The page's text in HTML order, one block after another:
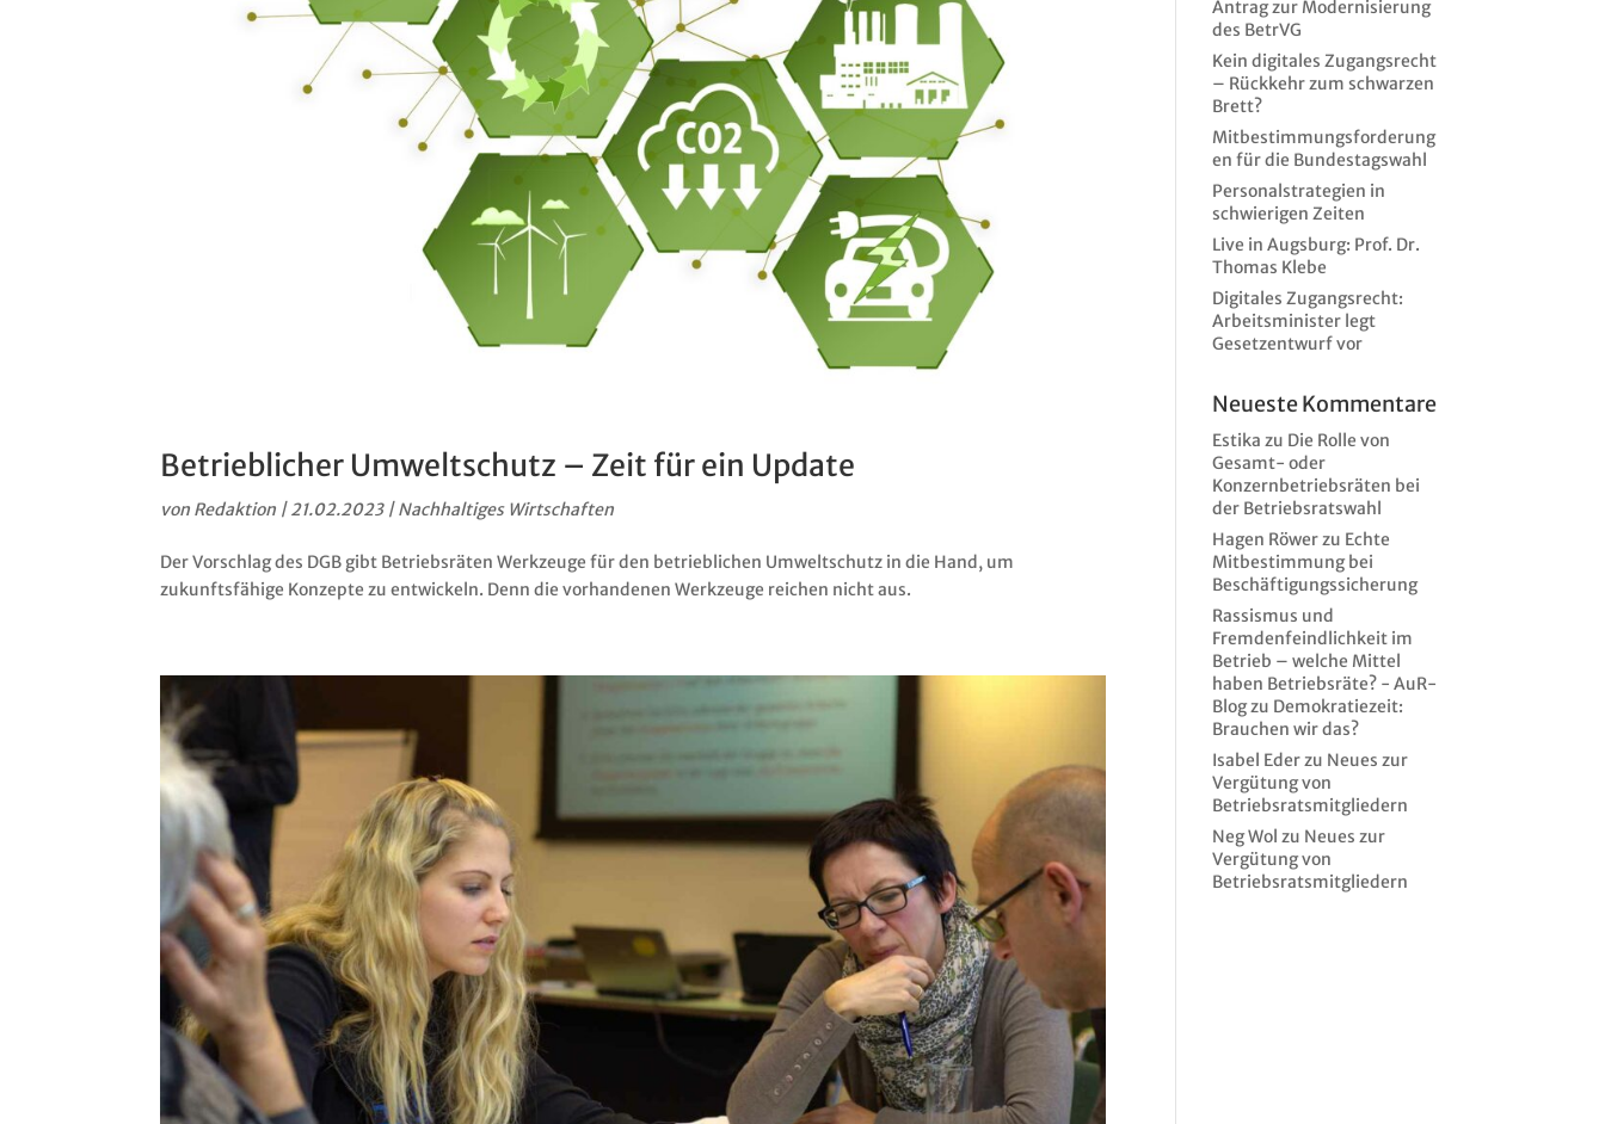
Betrieblicher Umweltschutz – Zeit für ein Update
von Redaktion |21.02.2023|Nachhaltiges Wirtschaften
Der Vorschlag des DGB gibt Betriebsräten Werkzeuge für den betrieblichen Umweltschutz in die Hand, um
zukunftsfähige Konzepte zu entwickeln. Denn die vorhandenen Werkzeuge reichen nicht aus.
Antrag zur Modernisierung
des BetrVG
Kein digitales Zugangsrecht
– Rückkehr zum schwarzen
Brett?
Mitbestimmungsforderung
en für die Bundestagswahl
Personalstrategien in
schwierigen Zeiten
Live in Augsburg: Prof. Dr.
Thomas Klebe
Digitales Zugangsrecht:
Arbeitsminister legt
Gesetzentwurf vor
Neueste Kommentare
Estika zu Die Rolle von
Gesamt- oder
Konzernbetriebsräten bei
der Betriebsratswahl
Hagen Röwerzu Echte
Mitbestimmung bei
Beschäftigungssicherung
Rassismus und
Fremdenfeindlichkeit im
Betrieb – welche Mittel
haben Betriebsräte? - AuR-
Blogzu Demokratiezeit:
Brauchen wir das?
Isabel Ederzu Neues zur
Vergütung von
Betriebsratsmitgliedern
Neg Wol zu Neues zur
Vergütung von
Betriebsratsmitgliedern